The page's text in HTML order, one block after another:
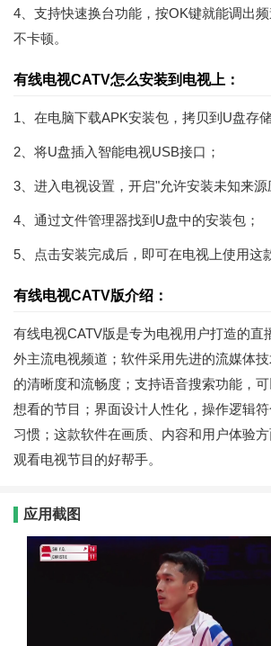
4、支持快速换台功能，按OK键就能调出
不卡顿。
有线电视CATV怎么安装到电视上：
1、在电脑下载APK安装包，拷贝到U盘存储
2、将U盘插入智能电视USB接口；
3、进入电视设置，开启"允许安装未知来源
4、通过文件管理器找到U盘中的安装包；
5、点击安装完成后，即可在电视上使用这
有线电视CATV版介绍：
有线电视CATV版是专为电视用户打造的直
外主流电视频道；软件采用先进的流媒体
的清晰度和流畅度；支持语音搜索功能，
想看的节目；界面设计人性化，操作逻辑
习惯；这款软件在画质、内容和用户体验
观看电视节目的好帮手。
应用截图